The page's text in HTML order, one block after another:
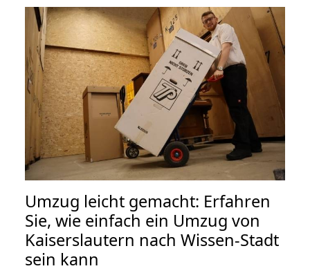
Umzug leicht gemacht: Erfahren
Sie, wie einfach ein Umzug von
Kaiserslautern nach Wissen-Stadt
sein kann